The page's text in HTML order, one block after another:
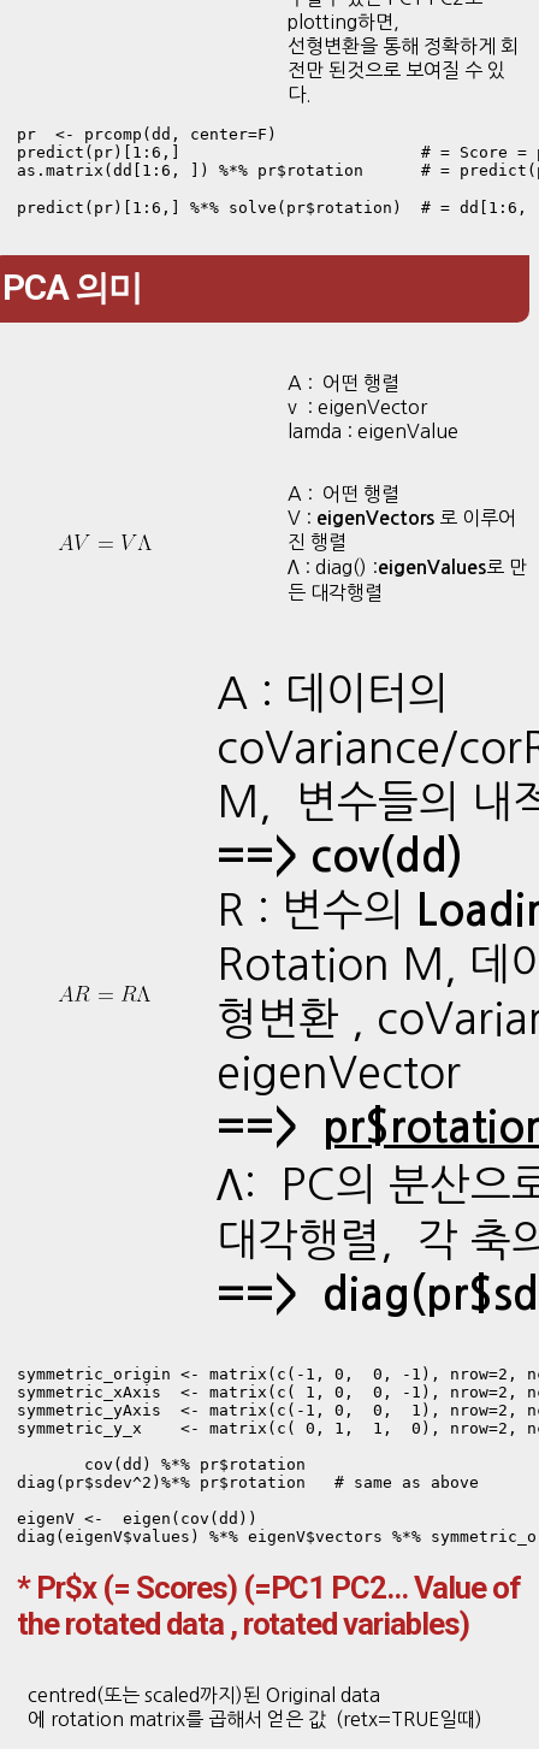
plotting하면,
선형변환을 통해 정확하게 회
전만 된것으로 보여질 수 있
다.
pr  <- prcomp(dd, center=F)
predict(pr)[1:6,]                         # = Score =
as.matrix(dd[1:6, ]) %*% pr$rotation      # =
predict(pr)[1:6,] %*% solve(pr$rotation)  # = dd[1:6, ]
PCA 의미
A : 어떤 행렬
v : eigenVector
lamda : eigenValue
A : 어떤 행렬
V : eigenVectors 로 이루어
진 행렬
Λ : diag() :eigenValues로 만
든 대각행렬
A : 데이터의
coVariance/
M, 변수들의 내
==> cov(dd)
R : 변수의
Rotation M, 데
형변환 ,
eigenVector
==>
Λ: PC의 분산으
대각행렬, 각 축
==>
symmetric_origin <- matrix(c(-1, 0,  0, -1), nrow=2,
symmetric_xAxis  <- matrix(c( 1, 0,  0, -1), nrow=2,
symmetric_yAxis  <- matrix(c(-1, 0,  0,  1), nrow=2,
symmetric_y_x    <- matrix(c( 0, 1,  1,  0), nrow=2,
       cov(dd) %*% pr$rotation
diag(pr$sdev^2)%*% pr$rotation   # same as above
eigenV <-  eigen(cov(dd))
* Pr$x (= Scores) (=PC1 PC2... Value of
the rotated data , rotated variables)
centred(또는 scaled까지)된 Original data
에 rotation matrix를 곱해서 얻은 값 (retx=TRUE일때)